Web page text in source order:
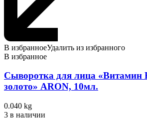
В избранноеУдалить из избранного
В избранное
Сыворотка для лица «Витамин
золото» ARON, 10мл.
0.040 kg
3 в наличии